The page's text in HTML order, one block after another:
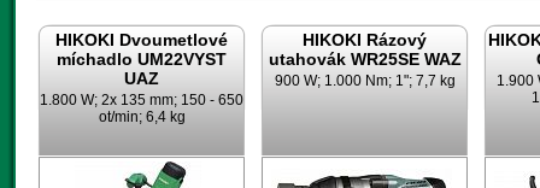
HIKOKI Dvoumetlové
míchadlo UM22VYST
UAZ
1.800 W; 2x 135 mm; 150 - 650
ot/min; 6,4 kg
HIKOKI Rázový
utahovák WR25SE WAZ
900 W; 1.000 Nm; 1"; 7,7 kg
1.900